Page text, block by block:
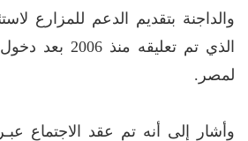
والداجنة بتقديم الدعم للمزارع
الذي تم تعليقه
لمصر.
وأشار إلى أنه تم عقد الاجتماع عبـر